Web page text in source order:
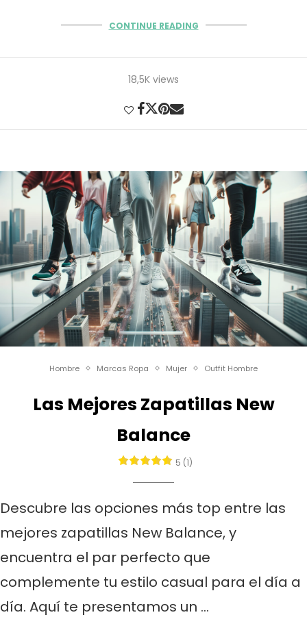
CONTINUE READING
18,5K views
Hombre Marcas Ropa Mujer Outfit Hombre
Las Mejores Zapatillas New
Balance
5 (1)
Descubre las opciones más top entre las
mejores zapatillas New Balance, y
encuentra el par perfecto que
complemente tu estilo casual para el día a
día. Aquí te presentamos un …